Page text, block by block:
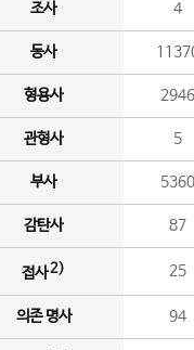
조사 4
동사
형용사 2946
관형사 5
부사 5360
감탄사 87
접사2) 25
의존 명사 94